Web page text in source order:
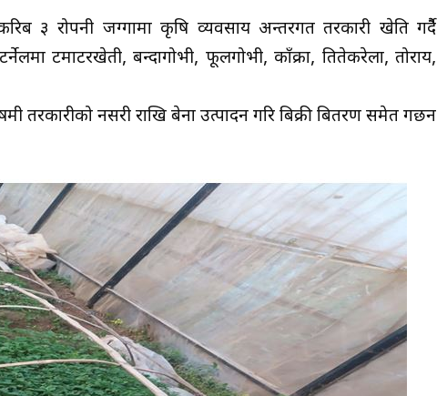
३ रोपनी जग्गामा कृषि व्यवसाय अन्तरगत तरकारी खेति गर्दैै
टमाटरखेती, बन्दागोभी, फूलगोभी, काँक्रा, तितेकरेला, तोराय,
तरकारीको नर्सरी राखि बेर्ना उत्पादन गरि बिक्री बितरण समेत गर्छन